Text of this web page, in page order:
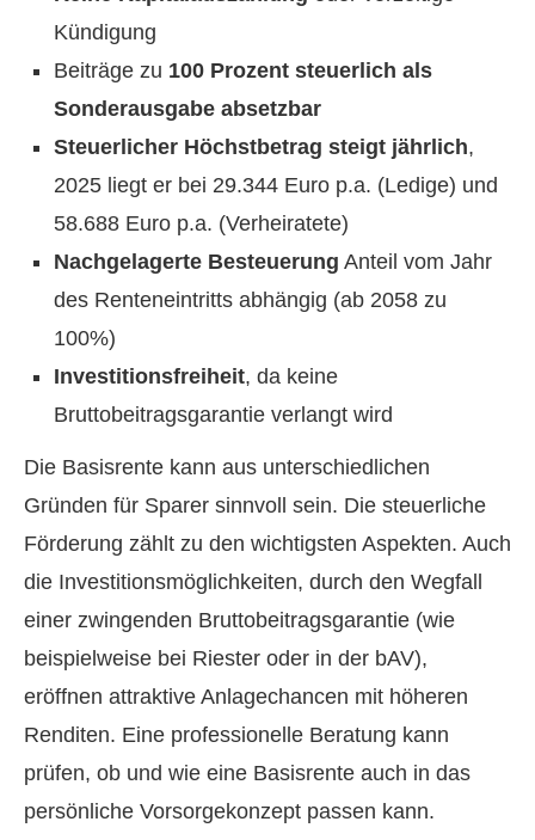
Kündigung
Beiträge zu 100 Prozent steuerlich als
Sonderausgabe absetzbar
Steuerlicher Höchstbetrag steigt jährlich,
2025 liegt er bei 29.344 Euro p.a. (Ledige) und
58.688 Euro p.a. (Verheiratete)
Nachgelagerte Besteuerung Anteil vom Jahr
des Renteneintritts abhängig (ab 2058 zu
100%)
Investitionsfreiheit, da keine
Bruttobeitragsgarantie verlangt wird
Die Basisrente kann aus unterschiedlichen
Gründen für Sparer sinnvoll sein. Die steuerliche
Förderung zählt zu den wichtigsten Aspekten. Auch
die Investitionsmöglichkeiten, durch den Wegfall
einer zwingenden Bruttobeitragsgarantie (wie
beispielweise bei Riester oder in der bAV),
eröffnen attraktive Anlagechancen mit höheren
Renditen. Eine professionelle Beratung kann
prüfen, ob und wie eine Basisrente auch in das
persönliche Vorsorgekonzept passen kann.